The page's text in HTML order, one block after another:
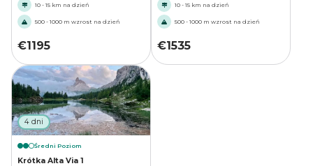
10 - 15 km na dzień
500 - 1000 m wzrost na dzień
€1195
10 - 15 km na dzień
500 - 1000 m wzrost na dzień
€1535
4 dni
Średni Poziom
Krótka Alta Via 1